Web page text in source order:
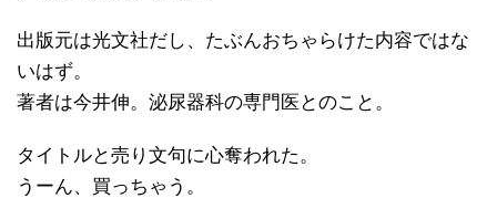
出版元は光文社だし、たぶんおちゃらけた内容ではな
いはず。
著者は今井伸。泌尿器科の専門医とのこと。
タイトルと売り文句に心奪われた。
うーん、買っちゃう。